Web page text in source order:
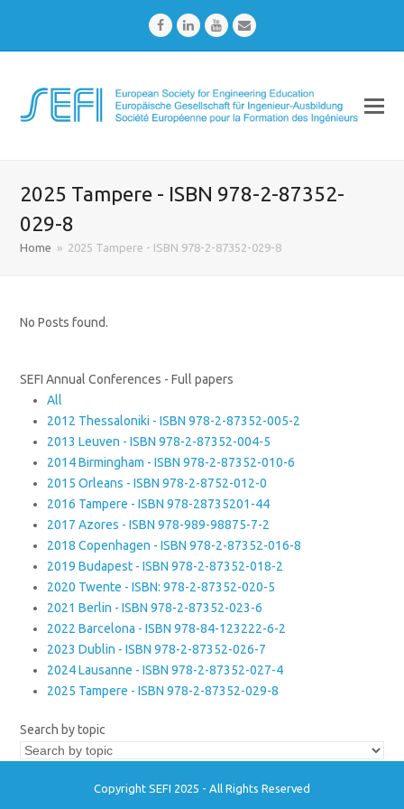
FacebookLinkedInYoutubeEmail
2025 Tampere - ISBN 978-2-87352-
029-8
Home » 2025 Tampere - ISBN 978-2-87352-029-8
No Posts found.
SEFI Annual Conferences - Full papers
All
2012 Thessaloniki - ISBN 978-2-87352-005-2
2013 Leuven - ISBN 978-2-87352-004-5
2014 Birmingham - ISBN 978-2-87352-010-6
2015 Orleans - ISBN 978-2-8752-012-0
2016 Tampere - ISBN 978-28735201-44
2017 Azores - ISBN 978-989-98875-7-2
2018 Copenhagen - ISBN 978-2-87352-016-8
2019 Budapest - ISBN 978-2-87352-018-2
2020 Twente - ISBN: 978-2-87352-020-5
2021 Berlin - ISBN 978-2-87352-023-6
2022 Barcelona - ISBN 978-84-123222-6-2
2023 Dublin - ISBN 978-2-87352-026-7
2024 Lausanne - ISBN 978-2-87352-027-4
2025 Tampere - ISBN 978-2-87352-029-8
Search by topic
Copyright SEFI 2025 - All Rights Reserved